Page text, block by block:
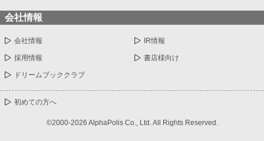
会社情報
会社情報 IR情報
採用情報 書店様向け
ドリームブッククラブ
初めての方へ
©2000-2026 AlphaPolis Co., Ltd. All Rights Reserved.